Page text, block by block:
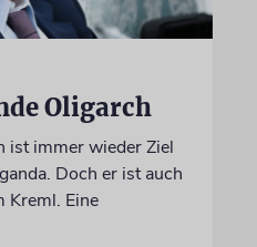
Oligarch
ist immer wieder Ziel
Doch er ist auch
Kreml. Eine